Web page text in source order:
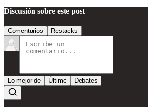
Discusión sobre este post
Comentarios Restacks
Lo mejor de Último Debates